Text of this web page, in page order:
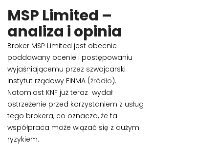
MSP Limited –
analiza i opinia
Broker MSP Limited jest obecnie
poddawany ocenie i postępowaniu
wyjaśniającemu przez szwajcarski
instytut rządowy FINMA (źródło).
Natomiast KNF już teraz wydał
ostrzeżenie przed korzystaniem z usług
tego brokera, co oznacza, że ta
współpraca może wiązać się z dużym
ryzykiem.